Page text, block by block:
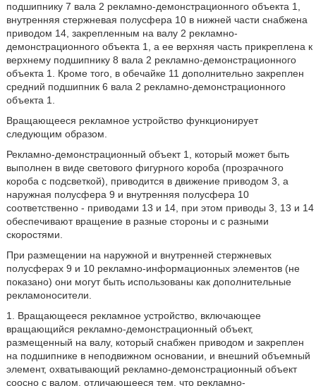
подшипнику 7 вала 2 рекламно-демонстрационного объекта 1,
внутренняя стержневая полусфера 10 в нижней части снабжена
приводом 14, закрепленным на валу 2 рекламно-
демонстрационного объекта 1, а ее верхняя часть прикреплена к
верхнему подшипнику 8 вала 2 рекламно-демонстрационного
объекта 1. Кроме того, в обечайке 11 дополнительно закреплен
средний подшипник 6 вала 2 рекламно-демонстрационного
объекта 1.
Вращающееся рекламное устройство функционирует
следующим образом.
Рекламно-демонстрационный объект 1, который может быть
выполнен в виде светового фигурного короба (прозрачного
короба с подсветкой), приводится в движение приводом 3, а
наружная полусфера 9 и внутренняя полусфера 10
соответственно - приводами 13 и 14, при этом приводы 3, 13 и 14
обеспечивают вращение в разные стороны и с разными
скоростями.
При размещении на наружной и внутренней стержневых
полусферах 9 и 10 рекламно-информационных элементов (не
показано) они могут быть использованы как дополнительные
рекламоносители.
1. Вращающееся рекламное устройство, включающее
вращающийся рекламно-демонстрационный объект,
размещенный на валу, который снабжен приводом и закреплен
на подшипнике в неподвижном основании, и внешний объемный
элемент, охватывающий рекламно-демонстрационный объект
соосно с валом, отличающееся тем, что рекламно-